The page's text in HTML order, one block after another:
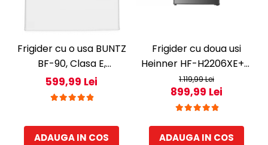
Frigider cu o usa BUNTZ
BF-90, Clasa E,
Capacitate 80L,
Iluminare interioara,
H 83 cm, Alb
599,99 Lei
ADAUGA IN COS
Frigider cu doua usi
Heinner HF-H2206XE++,
206 l, Clasa E, lumina
LED, 3 rafturi de sticla, H
143 cm, Inox
1.119,99 Lei
899,99 Lei
ADAUGA IN COS